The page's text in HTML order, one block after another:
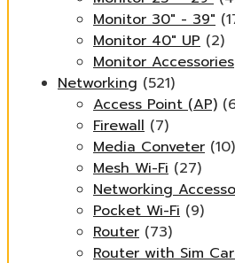
Monitor 30" - 39"
Monitor 40" UP (2)
Monitor Accessories
Networking (521)
Access Point (AP)
Firewall (7)
Media Conveter (10)
Mesh Wi-Fi (27)
Networking
Pocket Wi-Fi (9)
Router (73)
Router with Sim